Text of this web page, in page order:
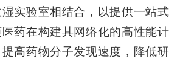
实验室相结合，以提供一站式
药在构建其网络化的高性能计
高药物分子发现速度，降低研